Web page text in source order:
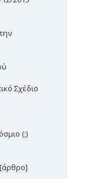
Σχέδιο
(;)